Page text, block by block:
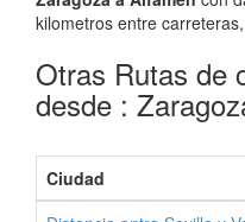
kilometros entre
Otras Rutas de
desde :
Ciudad